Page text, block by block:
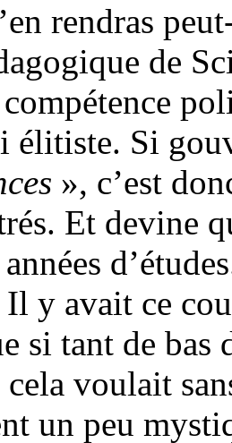
rendras
de
élitiste. Si
», c’est
Et devine
Il y avait ce
si tant de
cela voulait
un peu